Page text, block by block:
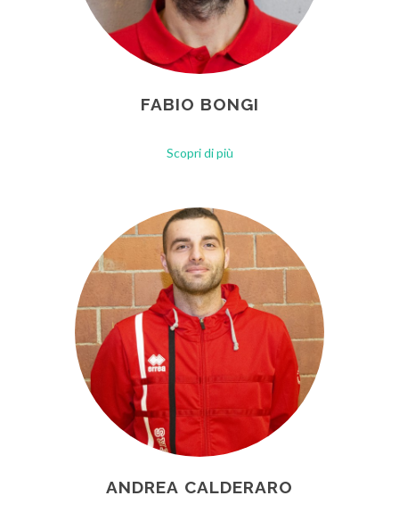
FABIO BONGI
Scopri di più
ANDREA CALDERARO